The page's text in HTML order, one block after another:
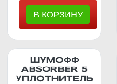
ШУМОФФ
ABSORBER 5
УПЛОТНИТЕЛЬ